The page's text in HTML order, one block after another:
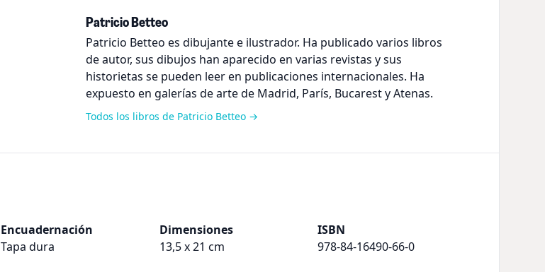
Patricio Betteo
Patricio Betteo es dibujante e ilustrador. Ha publicado varios libros
de autor, sus dibujos han aparecido en varias revistas y sus
historietas se pueden leer en publicaciones internacionales. Ha
expuesto en galerías de arte de Madrid, París, Bucarest y Atenas.
Todos los libros de Patricio Betteo →
Encuadernación
Tapa dura
Dimensiones
13,5 x 21 cm
ISBN
978-84-16490-66-0